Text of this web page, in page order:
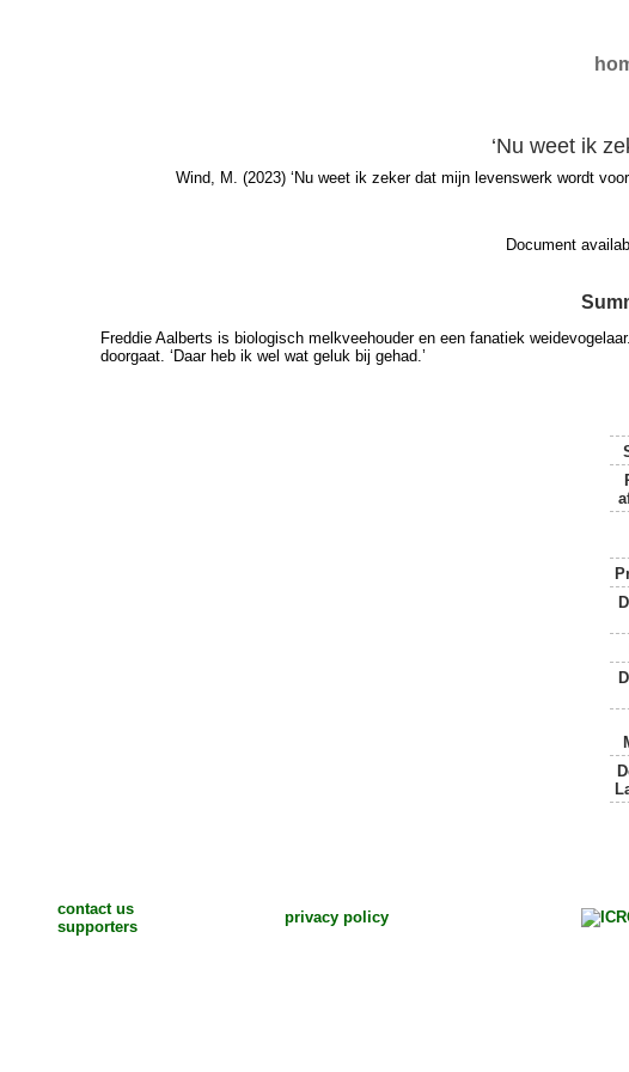
‘Nu weet ik
Wind, M. (2023) ‘Nu weet ik zeker dat mijn levenswerk wordt
Document
Freddie Aalberts is biologisch melkveehouder en een fanatiek
doorgaat. ‘Daar heb ik wel wat geluk bij gehad.’
contact us
supporters
privacy policy